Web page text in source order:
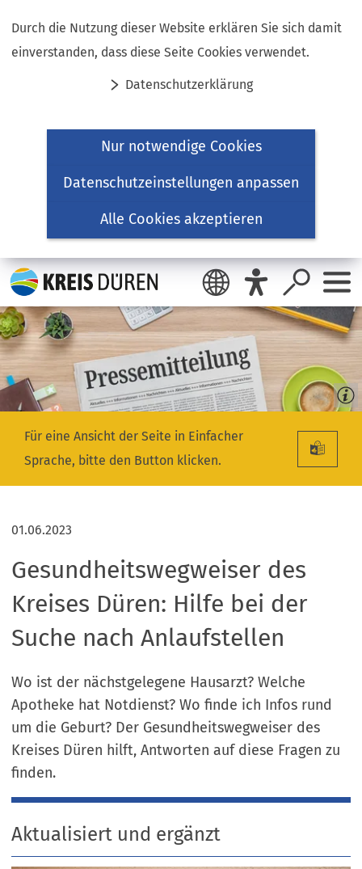
Durch die Nutzung dieser Website erklären Sie sich damit
einverstanden, dass diese Seite Cookies verwendet.
Datenschutzerklärung
Nur notwendige Cookies
Datenschutzeinstellungen anpassen
Alle Cookies akzeptieren
Inhalt anspringen
Für eine Ansicht der Seite in Einfacher
Sprache, bitte den Button klicken.
01.06.2023
Gesundheitswegweiser des
Kreises Düren: Hilfe bei der
Suche nach Anlaufstellen
Wo ist der nächstgelegene Hausarzt? Welche
Apotheke hat Notdienst? Wo finde ich Infos rund
um die Geburt? Der Gesundheitswegweiser des
Kreises Düren hilft, Antworten auf diese Fragen zu
finden.
Aktualisiert und ergänzt